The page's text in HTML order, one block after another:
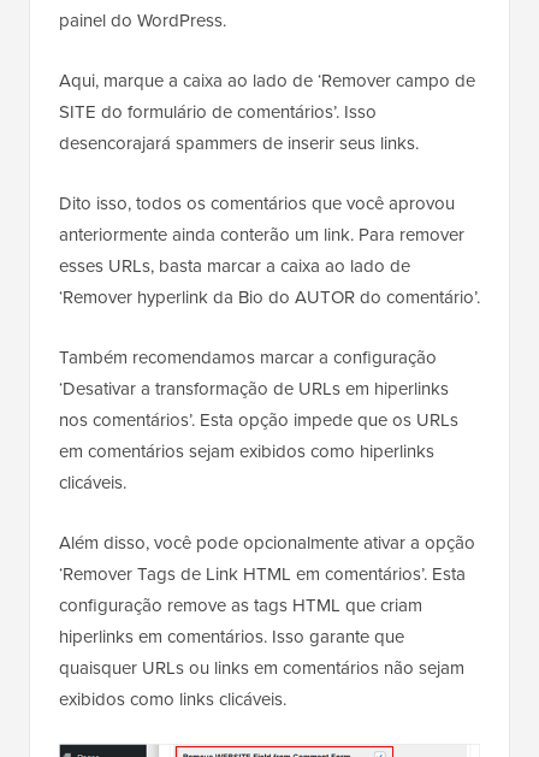
painel do WordPress.
Aqui, marque a caixa ao lado de ‘Remover campo de
SITE do formulário de comentários’. Isso
desencorajará spammers de inserir seus links.
Dito isso, todos os comentários que você aprovou
anteriormente ainda conterão um link. Para remover
esses URLs, basta marcar a caixa ao lado de
‘Remover hyperlink da Bio do AUTOR do comentário’.
Também recomendamos marcar a configuração
‘Desativar a transformação de URLs em hiperlinks
nos comentários’. Esta opção impede que os URLs
em comentários sejam exibidos como hiperlinks
clicáveis.
Além disso, você pode opcionalmente ativar a opção
‘Remover Tags de Link HTML em comentários’. Esta
configuração remove as tags HTML que criam
hiperlinks em comentários. Isso garante que
quaisquer URLs ou links em comentários não sejam
exibidos como links clicáveis.